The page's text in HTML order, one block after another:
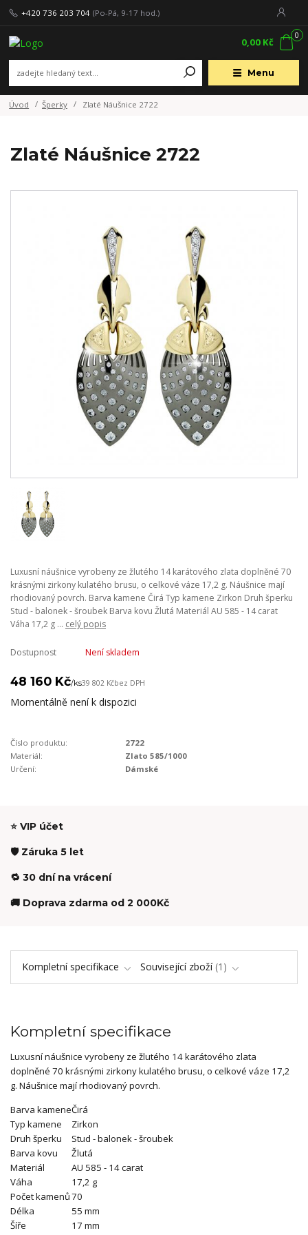
Menu
+420 736 203 704 (Po-Pá, 9-17 hod.)
0
0,00 Kč
Úvod Šperky Zlaté Náušnice 2722
Zlaté Náušnice 2722
Luxusní náušnice vyrobeny ze žlutého 14 karátového zlata doplněné 70
krásnými zirkony kulatého brusu, o celkové váze 17,2 g. Náušnice mají
rhodiovaný povrch. Barva kamene Čirá Typ kamene Zirkon Druh šperku
Stud - balonek - šroubek Barva kovu Žlutá Materiál AU 585 - 14 carat
Váha 17,2 g ... celý popis
Dostupnost Není skladem
48 160 Kč/ks39 802 Kčbez DPH
Momentálně není k dispozici
Číslo produktu:
2722
Materiál:
Zlato 585/1000
Určení:
Dámské
⭐ VIP účet
🛡️ Záruka 5 let
🔁 30 dní na vrácení
🚚 Doprava zdarma od 2 000Kč
Kompletní specifikace Související zboží 1
Kompletní specifikace
Luxusní náušnice vyrobeny ze žlutého 14 karátového zlata
doplněné 70 krásnými zirkony kulatého brusu, o celkové váze 17,2
g. Náušnice mají rhodiovaný povrch.
Barva kameneČirá
Typ kamene
Zirkon
Druh šperku
Stud - balonek - šroubek
Barva kovu
Žlutá
Materiál
AU 585 - 14 carat
Váha
17,2 g
Počet kamenů70
Délka
55 mm
Šíře
17 mm